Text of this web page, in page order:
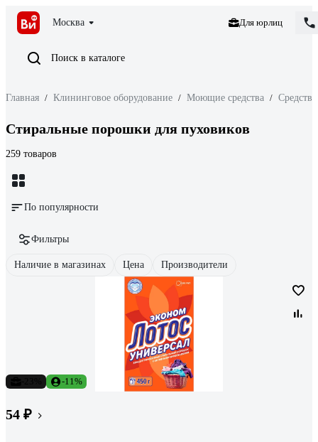
Москва Для юрлиц
Поиск в каталоге
Главная / Клининговое оборудование / Моющие средства /
Стиральные порошки для пуховиков
259 товаров
По популярности
Фильтры
Наличие в магазинах Цена Производители
-11%
54 ₽